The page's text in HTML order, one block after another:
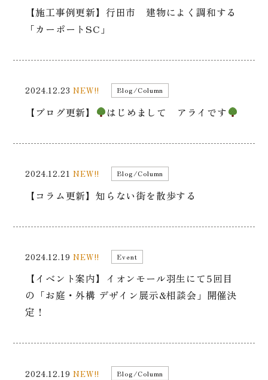
【施工事例更新】行田市 建物によく調和する
「カーポートSC」
2024.12.23NEW!! Blog/Column
【ブログ更新】 はじめまして アライです
2024.12.21NEW!! Blog/Column
【コラム更新】知らない街を散歩する
2024.12.19NEW!! Event
【イベント案内】イオンモール羽生にて5回目
の「お庭・外構 デザイン展示&相談会」開催決
定！
2024.12.19NEW!! Blog/Column